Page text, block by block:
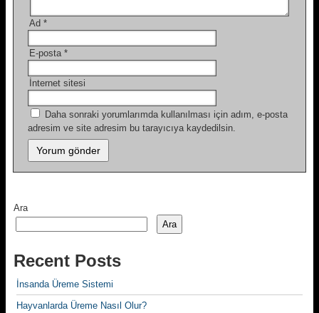
Ad *
E-posta *
İnternet sitesi
Daha sonraki yorumlarımda kullanılması için adım, e-posta
adresim ve site adresim bu tarayıcıya kaydedilsin.
Ara
Ara
Recent Posts
İnsanda Üreme Sistemi
Hayvanlarda Üreme Nasıl Olur?